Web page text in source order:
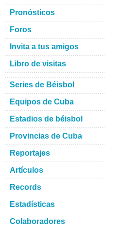
Pronósticos
Foros
Invita a tus amigos
Libro de visitas
Series de Béisbol
Equipos de Cuba
Estadios de béisbol
Provincias de Cuba
Reportajes
Artículos
Records
Estadísticas
Colaboradores